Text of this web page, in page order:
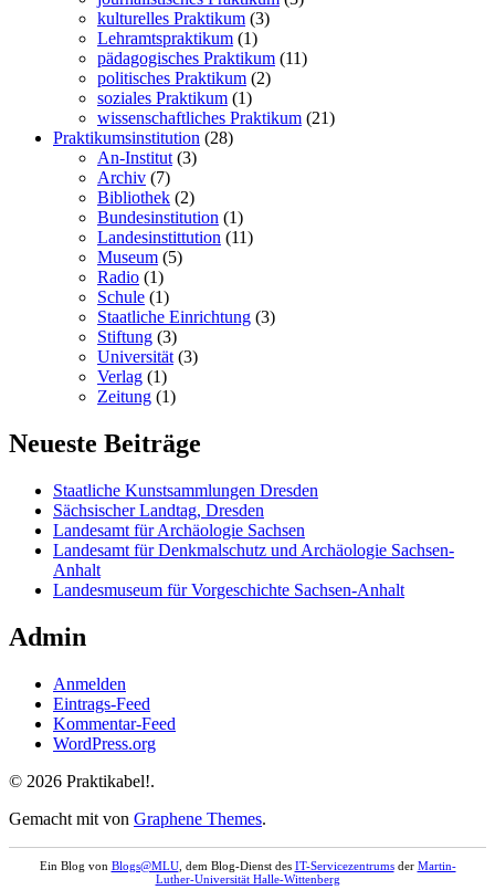
kulturelles Praktikum (3)
Lehramtspraktikum (1)
pädagogisches Praktikum (11)
politisches Praktikum (2)
soziales Praktikum (1)
wissenschaftliches Praktikum (21)
Praktikumsinstitution (28)
An-Institut (3)
Archiv (7)
Bibliothek (2)
Bundesinstitution (1)
Landesinstittution (11)
Museum (5)
Radio (1)
Schule (1)
Staatliche Einrichtung (3)
Stiftung (3)
Universität (3)
Verlag (1)
Zeitung (1)
Neueste Beiträge
Staatliche Kunstsammlungen Dresden
Sächsischer Landtag, Dresden
Landesamt für Archäologie Sachsen
Landesamt für Denkmalschutz und Archäologie Sachsen-
Anhalt
Landesmuseum für Vorgeschichte Sachsen-Anhalt
Admin
Anmelden
Eintrags-Feed
Kommentar-Feed
WordPress.org
© 2026 Praktikabel!.
Gemacht mit von Graphene Themes.
Ein Blog von Blogs@MLU, dem Blog-Dienst des IT-Servicezentrumsder Martin-
Luther-Universität Halle-Wittenberg